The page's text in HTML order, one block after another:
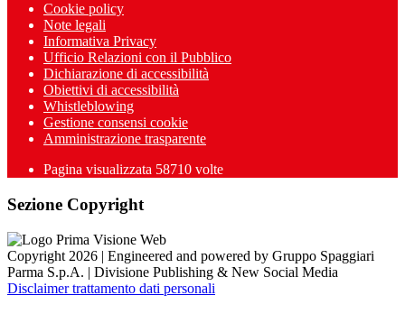
Cookie policy
Note legali
Informativa Privacy
Ufficio Relazioni con il Pubblico
Dichiarazione di accessibilità
Obiettivi di accessibilità
Whistleblowing
Gestione consensi cookie
Amministrazione trasparente
Pagina visualizzata 58710 volte
Sezione Copyright
Copyright 2026 | Engineered and powered by Gruppo Spaggiari
Parma S.p.A. | Divisione Publishing & New Social Media
Disclaimer trattamento dati personali